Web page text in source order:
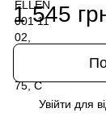
1 545
Увійти для